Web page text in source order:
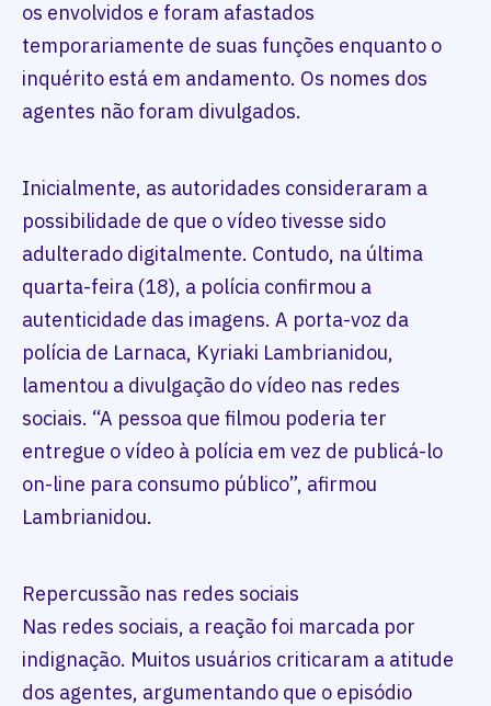
os envolvidos e foram afastados
temporariamente de suas funções enquanto o
inquérito está em andamento. Os nomes dos
agentes não foram divulgados.
Inicialmente, as autoridades consideraram a
possibilidade de que o vídeo tivesse sido
adulterado digitalmente. Contudo, na última
quarta-feira (18), a polícia confirmou a
autenticidade das imagens. A porta-voz da
polícia de Larnaca, Kyriaki Lambrianidou,
lamentou a divulgação do vídeo nas redes
sociais. “A pessoa que filmou poderia ter
entregue o vídeo à polícia em vez de publicá-lo
on-line para consumo público”, afirmou
Lambrianidou.
Repercussão nas redes sociais
Nas redes sociais, a reação foi marcada por
indignação. Muitos usuários criticaram a atitude
dos agentes, argumentando que o episódio